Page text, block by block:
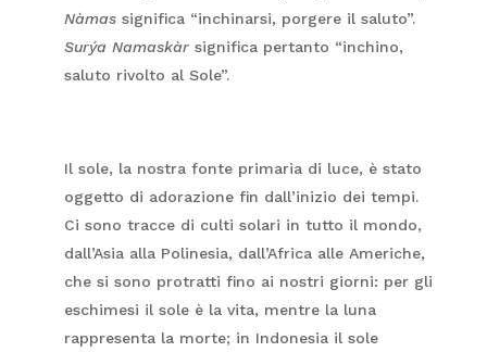
Nàmassignifica “inchinarsi, porgere il saluto”.
Surýa Namaskàrsignifica pertanto “inchino,
saluto rivolto al Sole”.
Il sole, la nostra fonte primaria di luce, è stato
oggetto di adorazione fin dall’inizio dei tempi.
Ci sono tracce di culti solari in tutto il mondo,
dall’Asia alla Polinesia, dall’Africa alle Americhe,
che si sono protratti fino ai nostri giorni: per gli
eschimesi il sole è la vita, mentre la luna
rappresenta la morte; in Indonesia il sole